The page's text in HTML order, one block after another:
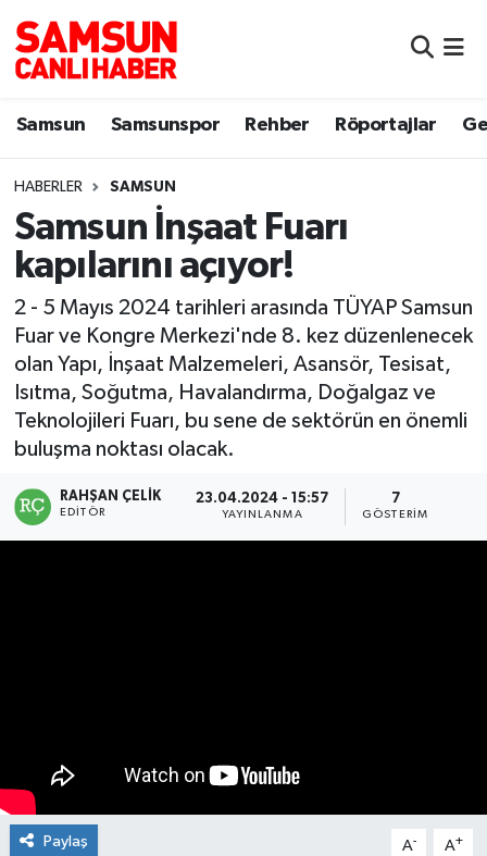
Samsun Samsunspor Rehber Röportajlar
HABERLER SAMSUN
Samsun İnşaat Fuarı
kapılarını açıyor!
2 - 5 Mayıs 2024 tarihleri arasında TÜYAP Samsun
Fuar ve Kongre Merkezi'nde 8. kez düzenlenecek
olan Yapı, İnşaat Malzemeleri, Asansör, Tesisat,
Isıtma, Soğutma, Havalandırma, Doğalgaz ve
Teknolojileri Fuarı, bu sene de sektörün en önemli
buluşma noktası olacak.
RAHŞAN ÇELIK
EDITÖR
23.04.2024 - 15:57
YAYINLANMA
7
GÖSTERIM
Paylaş A- A+
Samsun
Sokak Röportajları
Genel
Dünya
Eğitim
Sağlık
Samsun Nöbetçi Eczaneler
Samsun Hava Durumu
Samsun Namaz Vakitleri
Samsun Trafik Yoğunluk Haritası
Süper Lig Puan Durumu ve Fikstür
Tüm Manşetler
Son Dakika Haberleri